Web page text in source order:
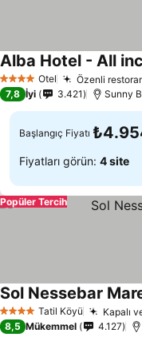
4 Yıldız Otel Özenli
Alba Hotel - All
7,8 İyi 3.421 Sunny
Başlangıç Fiyatı
Fiyatları görün: 4 site
Popüler Tercih
4 Yıldız Tatil Köyü Kapalı
Sol Nessebar
8,5 Mükemmel 4.127